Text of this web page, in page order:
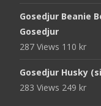
Gosedjur Beanie
Gosedjur
287 Views 110 kr
Gosedjur Husky
283 Views 249 kr